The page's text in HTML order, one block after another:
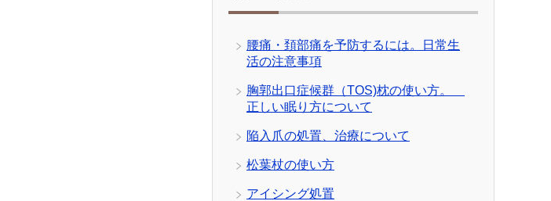
腰痛・頚部痛を予防するには。日常生
活の注意事項
胸郭出口症候群（TOS)枕の使い方。
正しい眠り方について
陥入爪の処置、治療について
松葉杖の使い方
アイシング処置